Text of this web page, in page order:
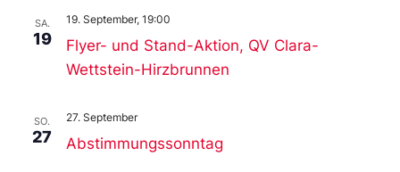
SA.
19
Flyer- und Stand-Aktion, QV Clara-
Wettstein-Hirzbrunnen
19. September, 19:00
SO.
27 Abstimmungssonntag
27. September